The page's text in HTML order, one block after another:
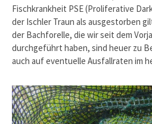
Fischkrankheit PSE (Proliferative
der Ischler Traun als ausgestorben
der Bachforelle, die wir seit dem
durchgeführt haben, sind heuer zu
auch auf eventuelle Ausfallraten im